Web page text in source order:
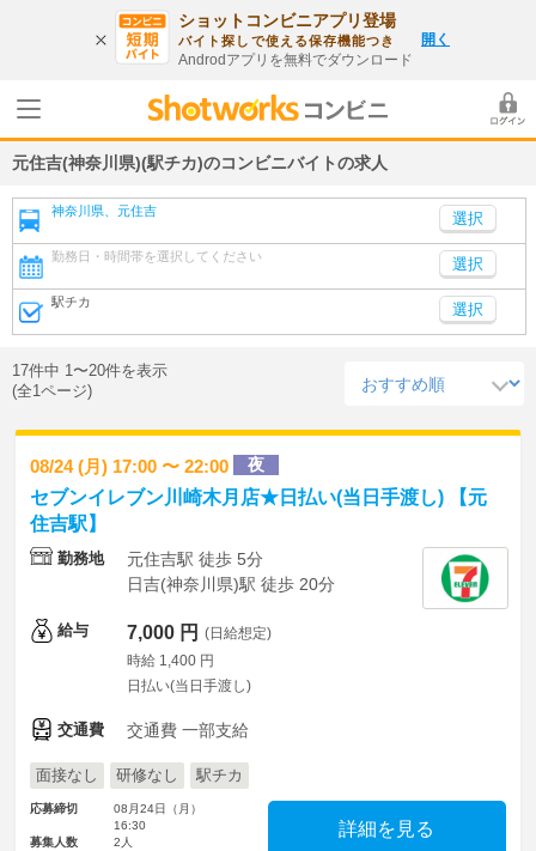
ショットコンビニアプリ登場
バイト探しで使える保存機能つき
Androdアプリを無料でダウンロード
開く
元住吉(神奈川県)(駅チカ)のコンビニバイトの求人
神奈川県、元住吉
勤務日・時間帯を選択してください 選択
駅チカ 選択
17件中 1〜20件を表示
(全1ページ)
08/24 (月) 17:00 〜 22:00 夜
セブンイレブン川崎木月店★日払い(当日手渡し) 【元
住吉駅】
勤務地
元住吉駅 徒歩 5分
日吉(神奈川県)駅 徒歩 20分
給与 7,000 円 (日給想定)
時給 1,400 円
日払い(当日手渡し)
交通費 交通費 一部支給
面接なし 研修なし 駅チカ
応募締切
08月24日（月）
16:30
募集人数
2人
詳細を見る